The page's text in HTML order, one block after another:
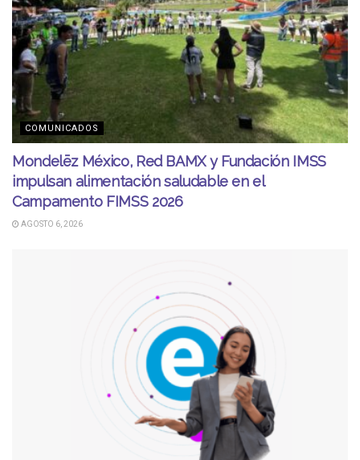
COMUNICADOS
Mondelēz México, Red BAMX y Fundación IMSS
impulsan alimentación saludable en el
Campamento FIMSS 2026
AGOSTO 6, 2026